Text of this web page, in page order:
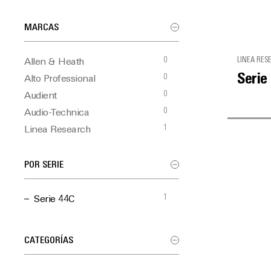
MARCAS
Allen & Heath 0
Alto Professional 0
Audient 0
Audio-Technica 0
Linea Research 1
Optimal Audio
TiMax 0
POR SERIE
Serie 44C 1
CATEGORÍAS
LINEA
Serie